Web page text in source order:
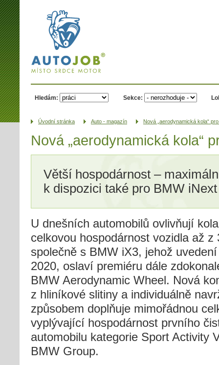
AUTOJOB.cz -
místo srdce
motor
Hledám: Sekce:
Úvodní­ stránka Auto - magazín Nová „aerodynamická kola“
Nová „aerodynamická kola“
Větší hospodárnost –
k dispozici také pro BMW
U dnešních automobilů ovlivňují
celkovou hospodárnost vozidla až
společně s BMW iX3, jehož
2020, oslaví premiéru dále
BMW Aerodynamic Wheel. Nová
z hliníkové slitiny a individuálně
způsobem doplňuje mimořádnou
vyplývající hospodárnost prvního
automobilu kategorie Sport Activity
BMW Group.